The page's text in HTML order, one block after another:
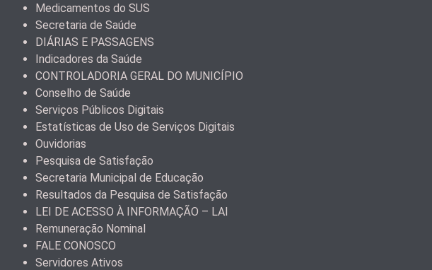
Medicamentos do SUS
Secretaria de Saúde
DIÁRIAS E PASSAGENS
Indicadores da Saúde
CONTROLADORIA GERAL DO MUNICÍPIO
Conselho de Saúde
Serviços Públicos Digitais
Estatísticas de Uso de Serviços Digitais
Ouvidorias
Pesquisa de Satisfação
Secretaria Municipal de Educação
Resultados da Pesquisa de Satisfação
LEI DE ACESSO À INFORMAÇÃO – LAI
Remuneração Nominal
FALE CONOSCO
Servidores Ativos